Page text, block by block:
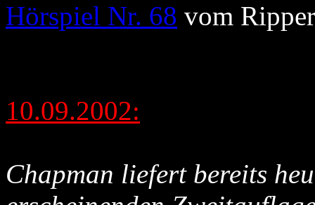
Hörspiel Nr. 68 vom
10.09.2002:
Chapman liefert bereits